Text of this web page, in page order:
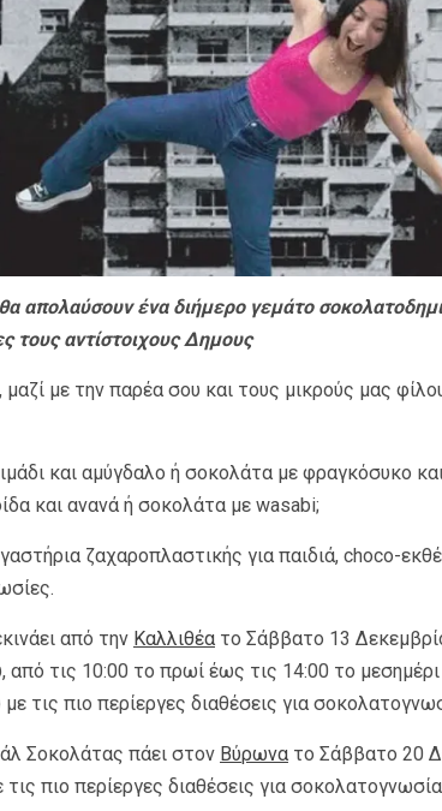
απολαύσουν ένα διήμερο γεμάτο
τους αντίστοιχους Δημους
με την παρέα σου και τους μικρούς μας
και αμύγδαλο ή σοκολάτα με φραγκόσυκο
και ανανά ή σοκολάτα με wasabi;
ζαχαροπλαστικής για παιδιά, choco-
από την Καλλιθέα το Σάββατο 13
από τις 10:00 το πρωί έως τις 14:00 το μεσημέρι
τις πιο περίεργες διαθέσεις για
Σοκολάτας πάει στον Βύρωνα το Σάββατο 20
πιο περίεργες διαθέσεις για